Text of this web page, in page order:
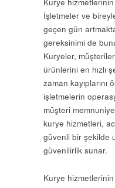
İşletmeler ve
geçen gün
gereksinimi de
Kuryeler,
ürünlerini en hızlı
zaman kayıplarını
işletmelerin
müşteri
kurye hizmetleri,
güvenli bir şekilde
güvenilirlik sunar.
Kurye